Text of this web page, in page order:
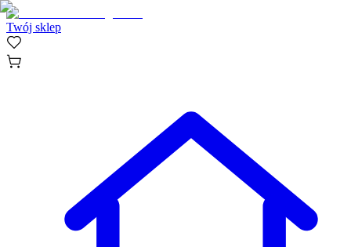
Twój sklep